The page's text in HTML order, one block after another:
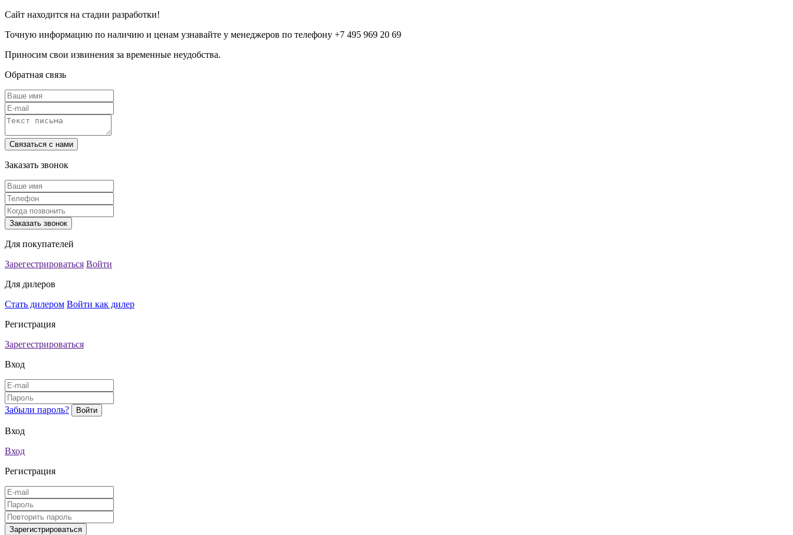
Сайт находится на стадии разработки!
Точную информацию по наличию и ценам узнавайте у менеджеров по телефону +7 495 969 20 69
Приносим свои извинения за временные неудобства.
Обратная связь
Заказать звонок
Для покупателей
Зарегестрироваться Войти
Для дилеров
Стать дилером Войти как дилер
Регистрация
Зарегестрироваться
Вход
Забыли пароль?
Вход
Вход
Регистрация